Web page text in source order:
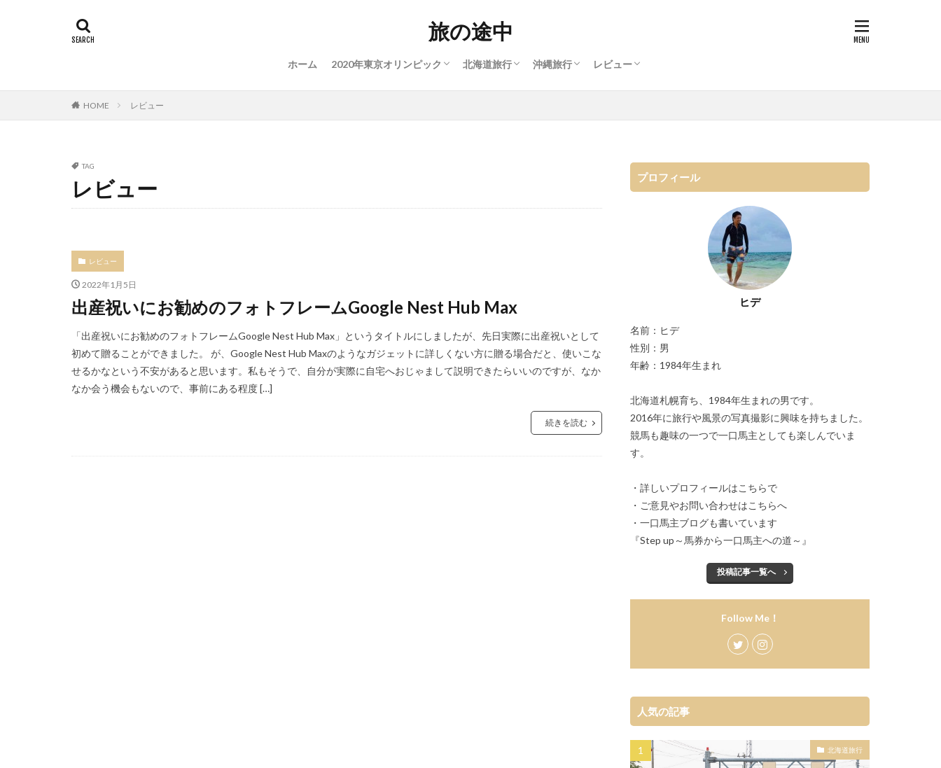
旅の途中
ホーム 2020年東京オリンピック
座席
チケット価格
スケジュール
北海道旅行
1週間キャンプ泊
4泊5日キャンプ泊
3泊4日車中泊
沖縄旅行
本島
レビュー
加熱式タバコ
HOME レビュー
TAG
レビュー
レビュー
2022年1月5日
出産祝いにお勧めのフォトフレームGoogle Nest Hub Max
「出産祝いにお勧めのフォトフレームGoogle Nest Hub Max」というタイトルにしましたが、先日実際に出産祝いとして
初めて贈ることができました。 が、Google Nest Hub Maxのようなガジェットに詳しくない方に贈る場合だと、使いこな
せるかなという不安があると思います。私もそうで、自分が実際に自宅へおじゃまして説明できたらいいのですが、なか
なか会う機会もないので、事前にある程度 […]
続きを読む
プロフィール
ヒデ
名前：ヒデ
性別：男
年齢：1984年生まれ
北海道札幌育ち、1984年生まれの男です。
2016年に旅行や風景の写真撮影に興味を持ちました。
競馬も趣味の一つで一口馬主としても楽しんでいま
す。
・詳しいプロフィールはこちらで
・ご意見やお問い合わせはこちらへ
・一口馬主ブログも書いています
『Step up～馬券から一口馬主への道～ 』
投稿記事一覧へ
Follow Me！
人気の記事
北海道旅行